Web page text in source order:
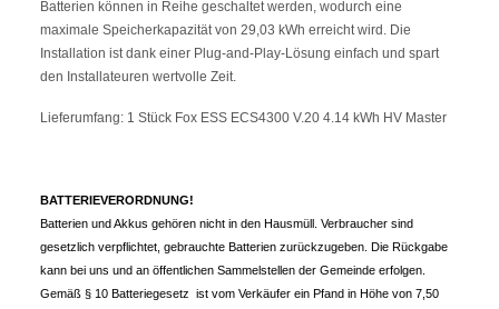
Batterien können in Reihe geschaltet werden, wodurch eine
maximale Speicherkapazität von 29,03 kWh erreicht wird. Die
Installation ist dank einer Plug-and-Play-Lösung einfach und spart
den Installateuren wertvolle Zeit.
Lieferumfang: 1 Stück Fox ESS ECS4300 V.20 4.14 kWh HV Master
BATTERIEVERORDNUNG!
Batterien und Akkus gehören nicht in den Hausmüll. Verbraucher sind
gesetzlich verpflichtet, gebrauchte Batterien zurückzugeben. Die Rückgabe
kann bei uns und an öffentlichen Sammelstellen der Gemeinde erfolgen.
Gemäß § 10 Batteriegesetz ist vom Verkäufer ein Pfand in Höhe von 7,50